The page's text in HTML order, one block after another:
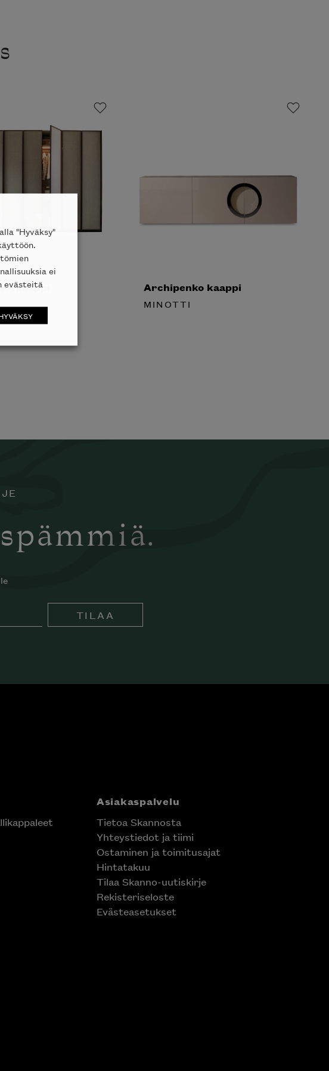
Archipenko kaappi
MINOTTI
TILAA
Asiakaspalvelu
Tietoa Skannosta
Yhteystiedot ja tiimi
Ostaminen ja toimitusajat
Hintatakuu
Tilaa Skanno-uutiskirje
Rekisteriseloste
Evästeasetukset
"Hyväksy"
ei
evästeitä